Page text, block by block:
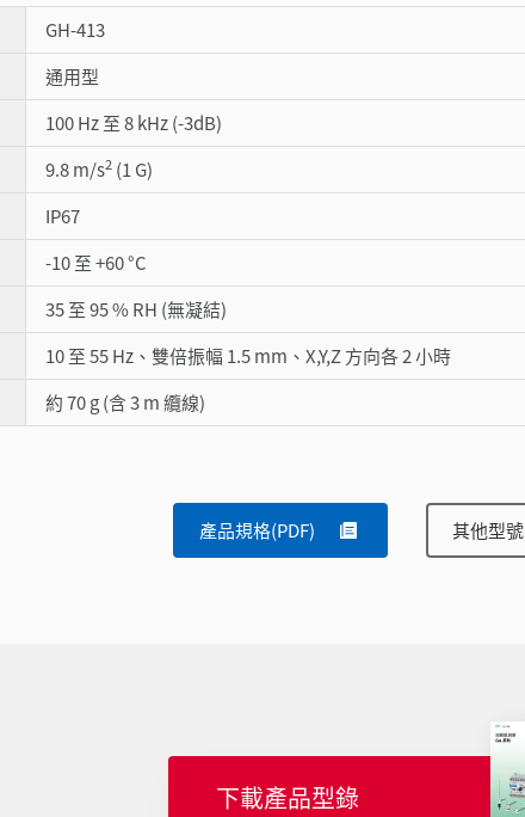
GH-413
通用型
100 Hz 至 8 kHz (-3dB)
9.8 m/s2 (1 G)
IP67
-10 至 +60 °C
35 至 95 % RH (無凝結)
10 至 55 Hz、雙倍振幅 1.5 mm、X,Y,Z 方向各 2 小時
約 70 g (含 3 m 纜線)
產品規格(PDF) 其他型號
下載產品型錄